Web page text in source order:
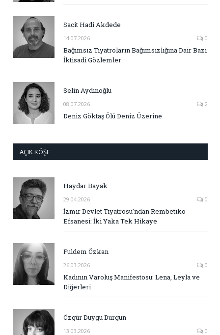
Sacit Hadi Akdede
14.07.2026 0
Bağımsız Tiyatroların Bağımsızlığına Dair Bazı
İktisadi Gözlemler
Selin Aydınoğlu
08.07.2026 2
Deniz Göktaş Ölü Deniz Üzerine
AÇIK KÖŞE
Haydar Bayak
29.04.2026 0
İzmir Devlet Tiyatrosu’ndan Rembetiko
Efsanesi: İki Yaka Tek Hikaye
Fuldem Özkan
26.03.2026 0
Kadının Varoluş Manifestosu: Lena, Leyla ve
Diğerleri
Özgür Duygu Durgun
13.03.2026 0